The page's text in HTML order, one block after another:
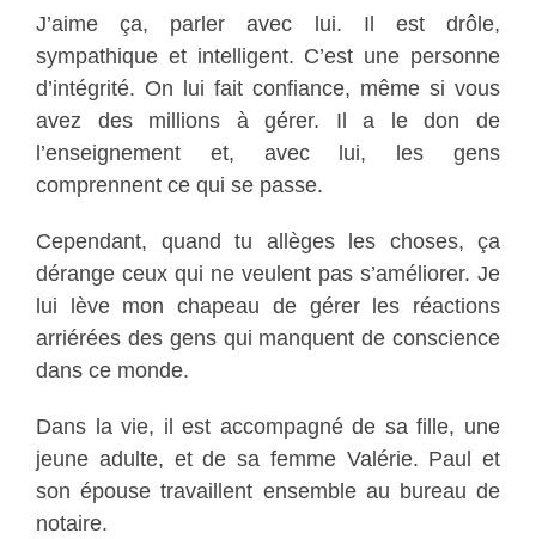
J’aime ça, parler avec lui. Il est drôle,
sympathique et intelligent. C’est une personne
d’intégrité. On lui fait confiance, même si vous
avez des millions à gérer. Il a le don de
l’enseignement et, avec lui, les gens
comprennent ce qui se passe.
Cependant, quand tu allèges les choses, ça
dérange ceux qui ne veulent pas s’améliorer. Je
lui lève mon chapeau de gérer les réactions
arriérées des gens qui manquent de conscience
dans ce monde.
Dans la vie, il est accompagné de sa fille, une
jeune adulte, et de sa femme Valérie. Paul et
son épouse travaillent ensemble au bureau de
notaire.